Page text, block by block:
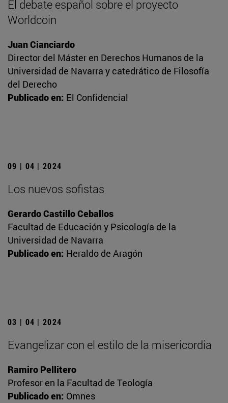
El debate español sobre el proyecto
Worldcoin
Juan Cianciardo
Director del Máster en Derechos Humanos de la
Universidad de Navarra y catedrático de Filosofía
del Derecho
Publicado en: El Confidencial
09 | 04 | 2024
Los nuevos sofistas
Gerardo Castillo Ceballos
Facultad de Educación y Psicología de la
Universidad de Navarra
Publicado en: Heraldo de Aragón
03 | 04 | 2024
Evangelizar con el estilo de la misericordia
Ramiro Pellitero
Profesor en la Facultad de Teología
Publicado en: Omnes